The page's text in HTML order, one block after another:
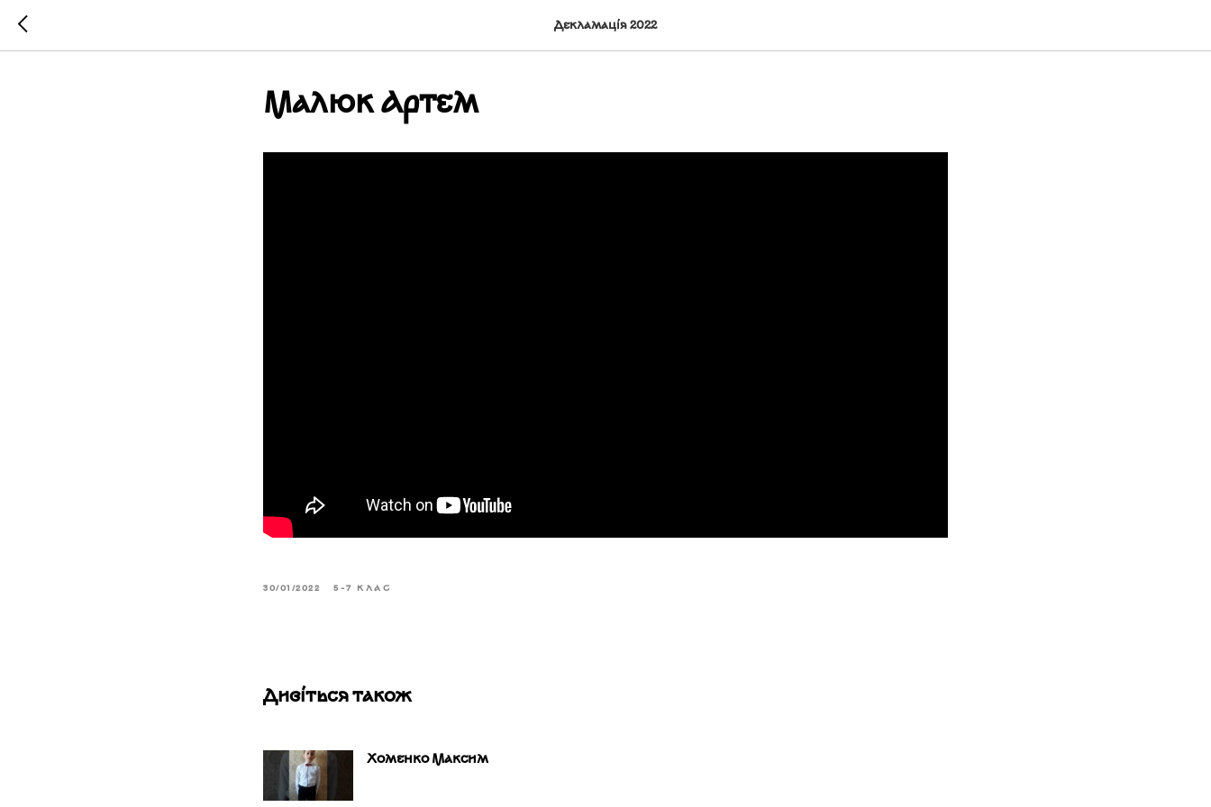
Декламація 2022
Малюк Артем
30/01/2022 5-7 КЛАС
Дивіться також
Хоменко Максим